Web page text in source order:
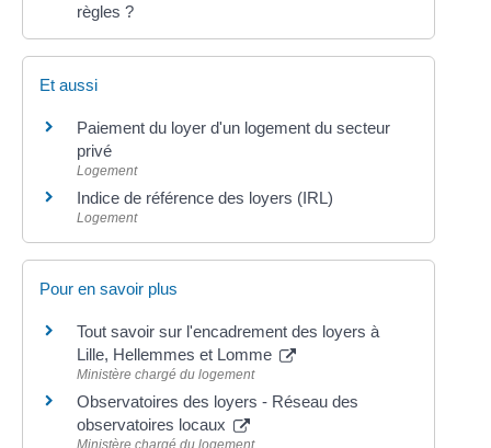
règles ?
Et aussi
Paiement du loyer d'un logement du secteur
privé
Logement
Indice de référence des loyers (IRL)
Logement
Pour en savoir plus
Tout savoir sur l'encadrement des loyers à
Lille, Hellemmes et Lomme
Ministère chargé du logement
Observatoires des loyers - Réseau des
observatoires locaux